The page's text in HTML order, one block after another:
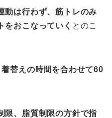
動は行わず、筋トレのみ
をおこなっていく とのこ
替えの時間を合わせて60
限、脂質制限の方針で指